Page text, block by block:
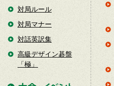
対局ルール
対局マナー
対話英訳集
高級デザイン碁盤
「極」